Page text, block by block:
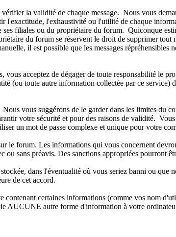
la validité de chaque message. Nous vous
l'exactitude, l'exhaustivité ou l'utilité de chaque
filiales ou du propriétaire du forum. Quiconque
du forum se réservent le droit de supprimer tout
il est possible que les messages
acceptez de dégager de toute responsabilité le
(ou toute autre information collectée par ce service)
vous suggérons de le garder dans les limites du
votre sécurité et pour des raisons de validité.
un mot de passe complexe et unique pour votre
le forum. Les informations qui vous concernent
sans préavis. Des sanctions appropriées pourront
dans l'éventualité où vous seriez banni ou
de cet accord.
certaines informations (comme vos nom
AUCUNE autre forme d'information à votre